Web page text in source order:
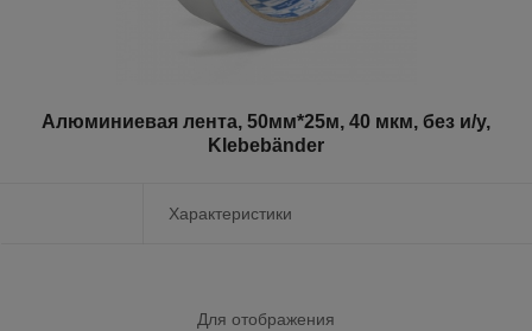
Алюминиевая лента, 50мм*25м, 40 мкм, без и/у,
Klebebänder
Характеристики
Для отображения